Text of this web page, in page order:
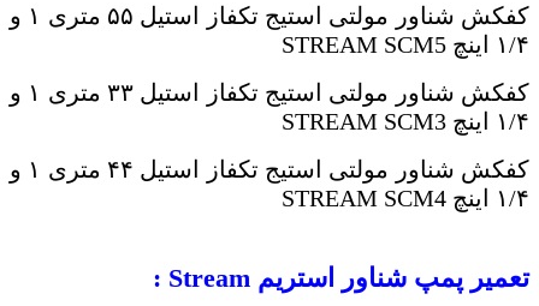
کفکش شناور مولتی استیج تکفاز استیل ۵۵ متری ۱ و
۱/۴ اینچ
STREAM SCM5
کفکش شناور مولتی استیج تکفاز استیل ۳۳ متری ۱ و
۱/۴ اینچ
STREAM SCM3
کفکش شناور مولتی استیج تکفاز استیل ۴۴ متری ۱ و
۱/۴ اینچ
STREAM SCM4
تعمیر پمپ شناور استریم Stream
: